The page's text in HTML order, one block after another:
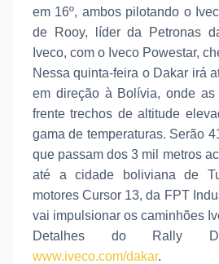
em 16º, ambos pilotando o
de Rooy, líder da Petronas
Iveco, com o Iveco Powestar,
Nessa quinta-feira o Dakar irá
em direção à Bolívia, onde as
frente trechos de altitude
gama de temperaturas. Serão
que passam dos 3 mil metros
até a cidade boliviana de
motores Cursor 13, da FPT
vai impulsionar os caminhões
Detalhes do Rally
www.iveco.com/dakar.